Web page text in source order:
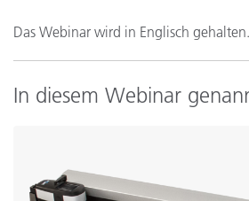
Das Webinar wird in Englisch gehalten.
In diesem Webinar